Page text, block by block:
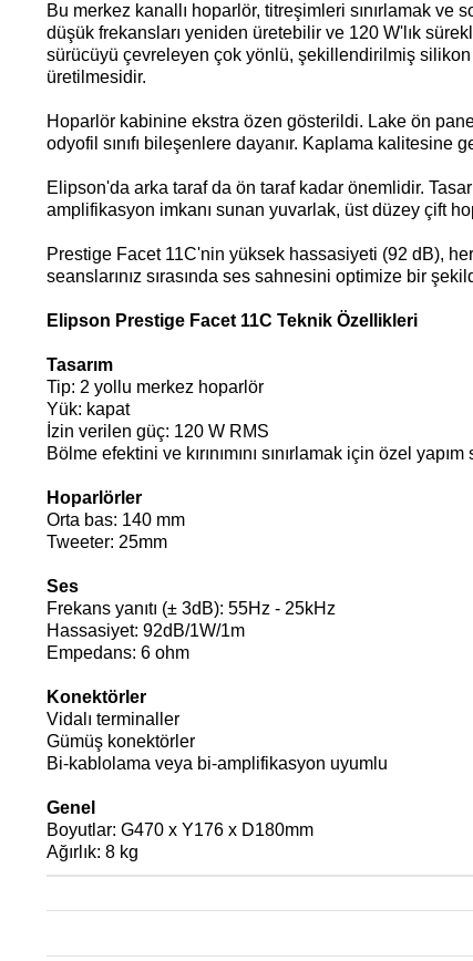
Bu merkez kanallı hoparlör, titreşimleri sınırlamak
düşük frekansları yeniden üretebilir ve 120 W'lık
sürücüyü çevreleyen çok yönlü, şekillendirilmiş silikon
üretilmesidir.
Hoparlör kabinine ekstra özen gösterildi. Lake ön
odyofil sınıfı bileşenlere dayanır. Kaplama kalitesine
Elipson'da arka taraf da ön taraf kadar önemlidir.
amplifikasyon imkanı sunan yuvarlak, üst düzey çift
Prestige Facet 11C'nin yüksek hassasiyeti (92 dB),
seanslarınız sırasında ses sahnesini optimize bir
Elipson Prestige Facet 11C Teknik Özellikleri
Tasarım
Tip: 2 yollu merkez hoparlör
Yük: kapat
İzin verilen güç: 120 W RMS
Bölme efektini ve kırınımını sınırlamak için özel
Hoparlörler
Orta bas: 140 mm
Tweeter: 25mm
Ses
Frekans yanıtı (± 3dB): 55Hz - 25kHz
Hassasiyet: 92dB/1W/1m
Empedans: 6 ohm
Konektörler
Vidalı terminaller
Gümüş konektörler
Bi-kablolama veya bi-amplifikasyon uyumlu
Genel
Boyutlar: G470 x Y176 x D180mm
Ağırlık: 8 kg